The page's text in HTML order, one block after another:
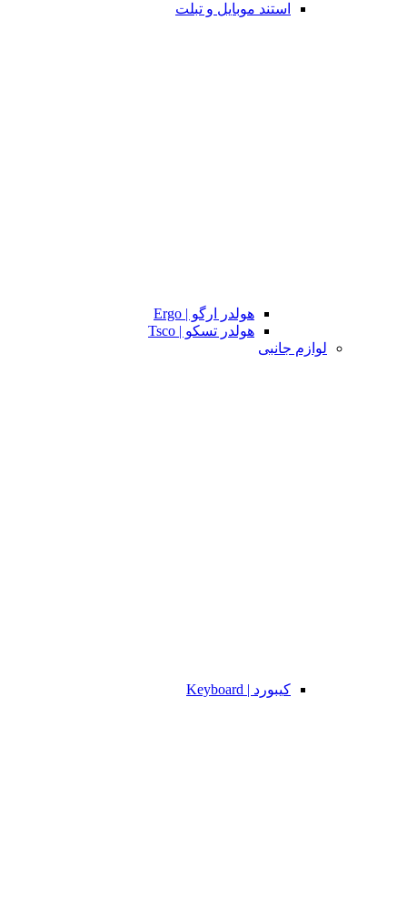
استند موبایل و تبلت
هولدر ارگو | Ergo
هولدر تسکو | Tsco
لوازم جانبی
کیبورد | Keyboard